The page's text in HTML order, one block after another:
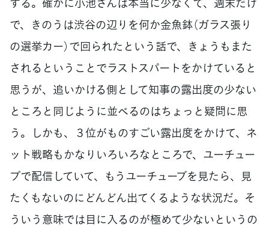
で、きのうは渋谷の辺りを何か金魚鉢（ガラス張り
の選挙カー）で回られたという話で、きょうもまた
されるということでラストスパートをかけていると
思うが、追いかける側として知事の露出度の少ない
ところと同じように並べるのはちょっと疑問に思
う。しかも、３位がものすごい露出度をかけて、ネ
ット戦略もかなりいろいろなところで、ユーチュー
ブで配信していて、もうユーチューブを見たら、見
たくもないのにどんどん出てくるような状況だ。そ
ういう意味では目に入るのが極めて少ないというの